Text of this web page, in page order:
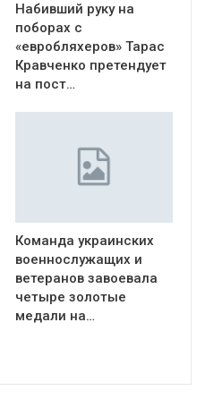
Набивший руку на
поборах с
«евробляхеров» Тарас
Кравченко претендует
на пост…
Команда украинских
военнослужащих и
ветеранов завоевала
четыре золотые
медали на…